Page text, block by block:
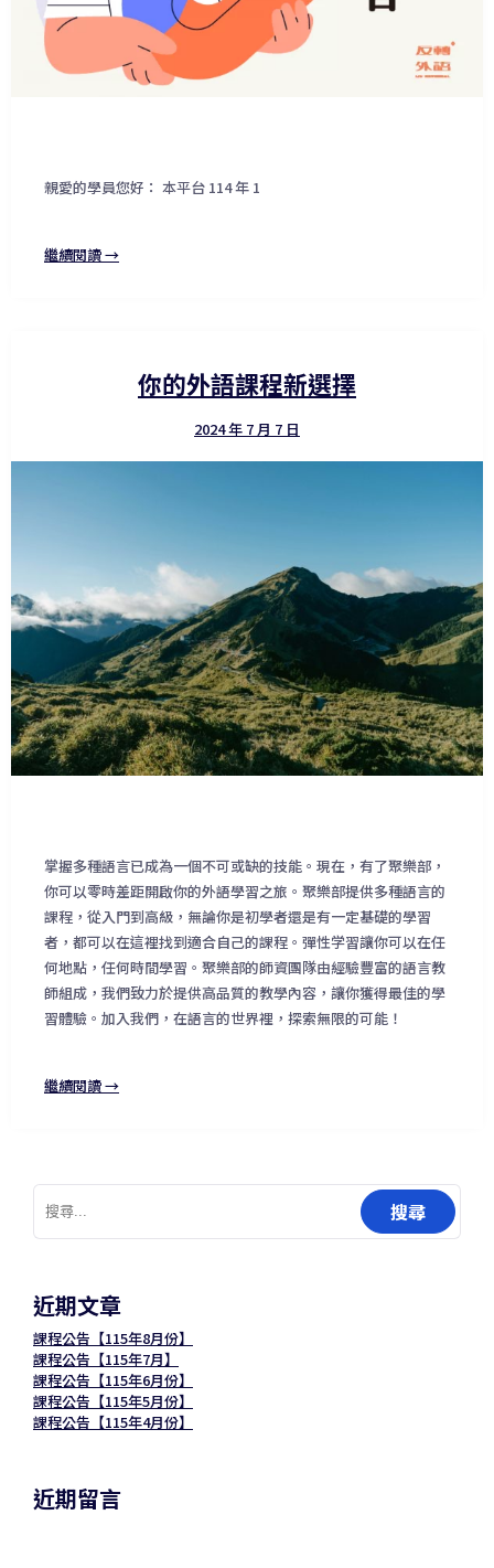
親愛的學員您好： 本平台 114 年 1
繼續閱讀 →
你的外語課程新選擇
2024 年 7 月 7 日
掌握多種語言已成為一個不可或缺的技能。現在，有了聚樂部，
你可以零時差距開啟你的外語學習之旅。聚樂部提供多種語言的
課程，從入門到高級，無論你是初學者還是有一定基礎的學習
者，都可以在這裡找到適合自己的課程。彈性学習讓你可以在任
何地點，任何時間學習。聚樂部的師資團隊由經驗豐富的語言教
師組成，我們致力於提供高品質的教學內容，讓你獲得最佳的學
習體驗。加入我們，在語言的世界裡，探索無限的可能！
繼續閱讀 →
搜
尋
關
近期文章
課程公告【115年8月份】
課程公告【115年7月】
課程公告【115年6月份】
課程公告【115年5月份】
課程公告【115年4月份】
近期留言